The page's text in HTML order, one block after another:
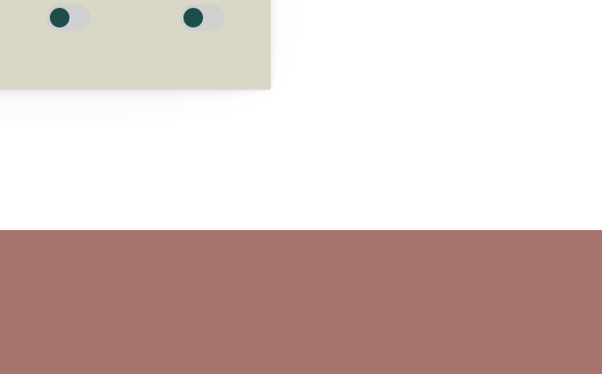
nutzbar zu machen, indem sie
aussieht, wie z. B. Ihre bevorzugte Sprache